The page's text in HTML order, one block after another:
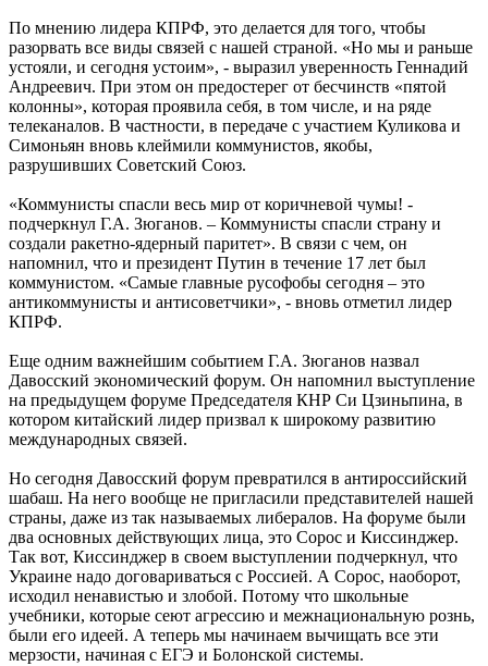
По мнению лидера КПРФ, это делается для того, чтобы
разорвать все виды связей с нашей страной. «Но мы и раньше
устояли, и сегодня устоим», - выразил уверенность Геннадий
Андреевич. При этом он предостерег от бесчинств «пятой
колонны», которая проявила себя, в том числе, и на ряде
телеканалов. В частности, в передаче с участием Куликова и
Симоньян вновь клеймили коммунистов, якобы,
разрушивших Советский Союз.
«Коммунисты спасли весь мир от коричневой чумы! -
подчеркнул Г.А. Зюганов. – Коммунисты спасли страну и
создали ракетно-ядерный паритет». В связи с чем, он
напомнил, что и президент Путин в течение 17 лет был
коммунистом. «Самые главные русофобы сегодня – это
антикоммунисты и антисоветчики», - вновь отметил лидер
КПРФ.
Еще одним важнейшим событием Г.А. Зюганов назвал
Давосский экономический форум. Он напомнил выступление
на предыдущем форуме Председателя КНР Си Цзиньпина, в
котором китайский лидер призвал к широкому развитию
международных связей.
Но сегодня Давосский форум превратился в антироссийский
шабаш. На него вообще не пригласили представителей нашей
страны, даже из так называемых либералов. На форуме были
два основных действующих лица, это Сорос и Киссинджер.
Так вот, Киссинджер в своем выступлении подчеркнул, что
Украине надо договариваться с Россией. А Сорос, наоборот,
исходил ненавистью и злобой. Потому что школьные
учебники, которые сеют агрессию и межнациональную рознь,
были его идеей. А теперь мы начинаем вычищать все эти
мерзости, начиная с ЕГЭ и Болонской системы.